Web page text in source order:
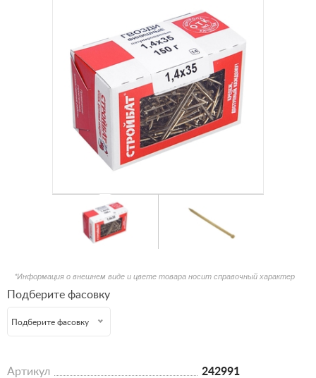
*Информация о внешнем виде и цвете товара носит справочный характер
Подберите фасовку
Подберите фасовку
Артикул 242991